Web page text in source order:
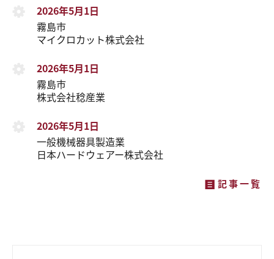
2026年5月1日
霧島市
マイクロカット株式会社
2026年5月1日
霧島市
株式会社稔産業
2026年5月1日
一般機械器具製造業
日本ハードウェアー株式会社
記事一覧